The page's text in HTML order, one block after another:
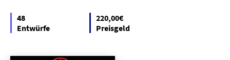
48
Entwürfe
220,00€
Preisgeld